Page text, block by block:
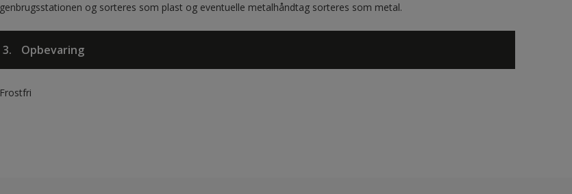
genbrugsstationen og sorteres som plast og eventuelle metalhåndtag sorteres som metal.
3. Opbevaring
Frostfri